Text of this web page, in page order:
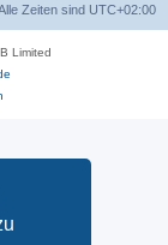
Zeiten sind UTC+02:00
Limited